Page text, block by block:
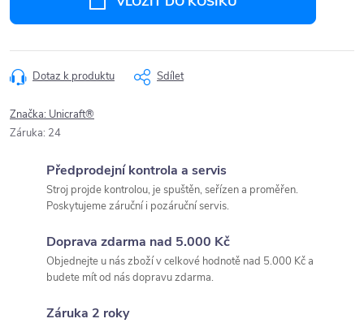
Dotaz k produktu Sdílet
Značka: Unicraft®
Záruka: 24
Předprodejní kontrola a servis
Stroj projde kontrolou, je spuštěn, seřízen a proměřen.
Poskytujeme záruční i pozáruční servis.
Doprava zdarma nad 5.000 Kč
Objednejte u nás zboží v celkové hodnotě nad 5.000 Kč a
budete mít od nás dopravu zdarma.
Záruka 2 roky